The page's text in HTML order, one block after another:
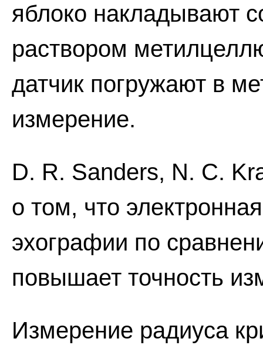
яблоко накладывают
раствором
датчик погружают в
измерение.
D. R. Sanders, N. С.
о том, что
эхографии по
повышает точность
Измерение радиуса